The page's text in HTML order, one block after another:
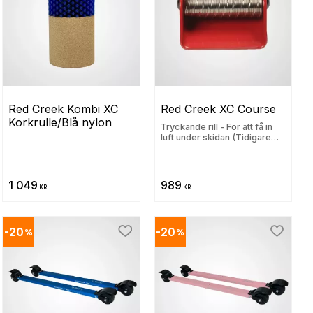
Red Creek Kombi XC
Korkrulle/Blå nylon
1 049 KR
Red Creek XC Course
Tryckande rill - För att få in
luft under skidan (Tidigare
989 KR
i favoriter
20 % Lägg till i favoriter
20 % Lägg